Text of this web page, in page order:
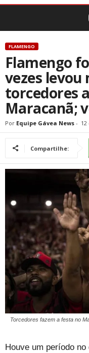
FLAMENGO
Flamengo
vezes levou
torcedores
Maracanã;
Por Equipe Gávea News -
Compartilhe:
Torcedores fazem a festa no
Houve um período